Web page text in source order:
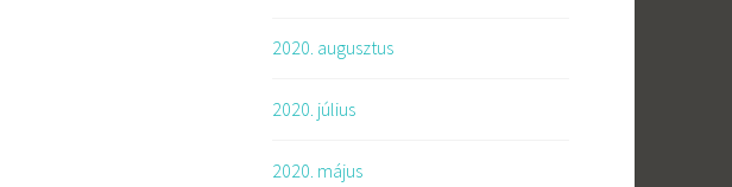
2020. augusztus
2020. július
2020. május